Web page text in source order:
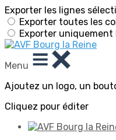
Exporter les lignes
Exporter toutes les
Exporter uniquement
Menu
Ajoutez un logo, un
Cliquez pour éditer